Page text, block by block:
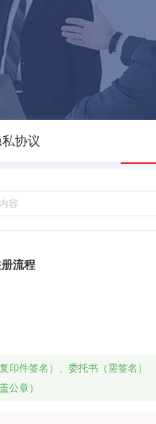
私协议
流程
印件签名）、委托书（需签名）
公章）